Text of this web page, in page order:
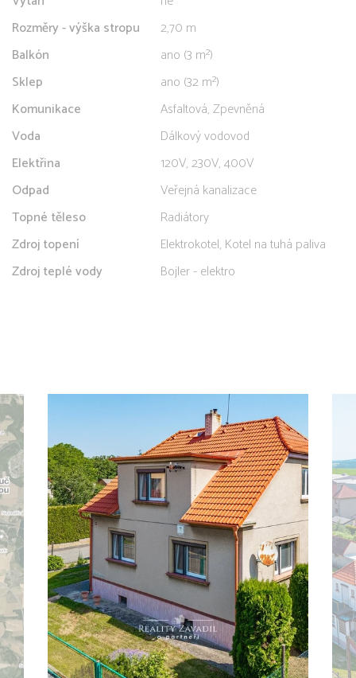
Rozměry - výška stropu
2,70 m
Balkón
ano (3 m²)
Sklep
ano (32 m²)
Komunikace
Asfaltová, Zpevněná
Voda
Dálkový vodovod
Elektřina
120V, 230V, 400V
Odpad
Veřejná kanalizace
Topné těleso
Radiátory
Zdroj topení
Elektrokotel, Kotel na tuhá paliva
Zdroj teplé vody
Bojler - elektro